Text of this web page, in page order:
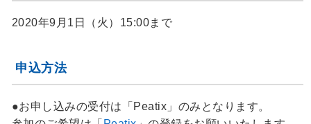
2020年9月1日（火）15:00まで
申込方法
●お申し込みの受付は「Peatix」のみとなります。